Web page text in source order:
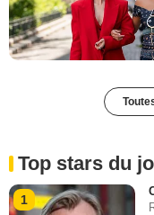
Top stars du
1